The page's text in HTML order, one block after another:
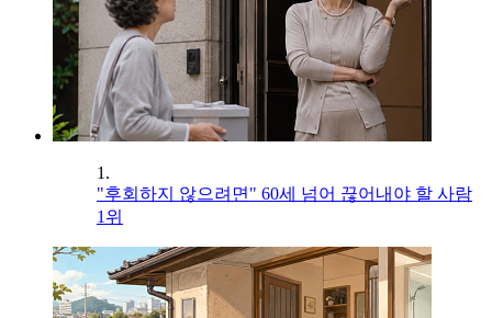
1.
"후회하지 않으려면" 60세 넘어 끊어내야 할 사람
1위